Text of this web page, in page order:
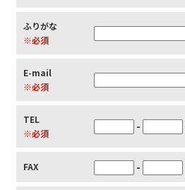
ふりがな
※必須
E-mail
※必須
TEL
※必須
-
FAX -